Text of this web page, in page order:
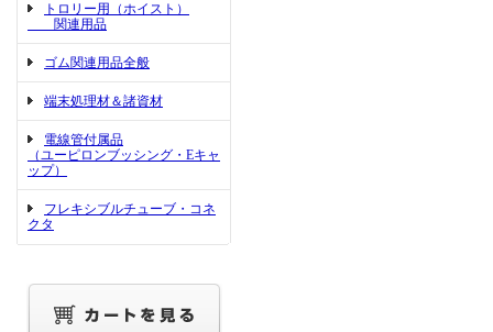
トロリー用（ホイスト）
関連用品
ゴム関連用品全般
端末処理材＆諸資材
電線管付属品
（ユーピロンブッシング・Eキャ
ップ）
フレキシブルチューブ・コネ
クタ